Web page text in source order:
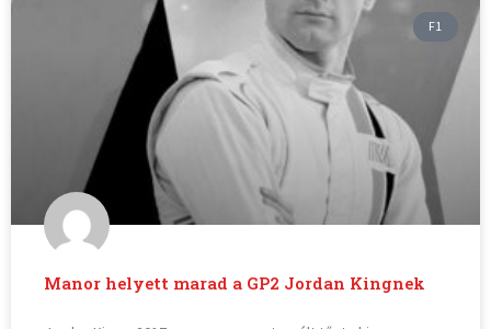
F1
Manor helyett marad a GP2 Jordan Kingnek